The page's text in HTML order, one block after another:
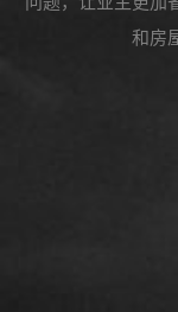
和房